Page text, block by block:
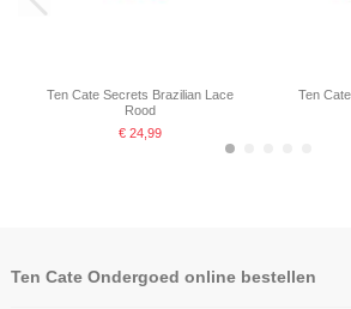
Ten
Ten Cate Secrets Long Short Zwart
Ten Cate Secrets Brazilian Lace
Rood
€ 24,99
Ten
Ten Cate Ondergoed online bestellen